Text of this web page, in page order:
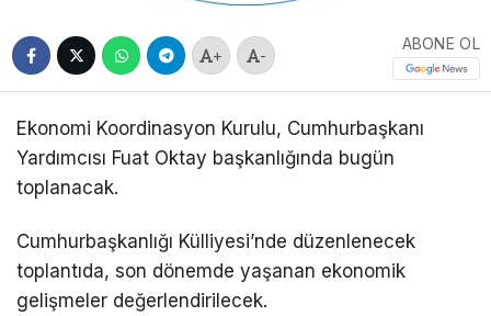
+ -
ABONE OL
Ekonomi Koordinasyon Kurulu, Cumhurbaşkanı
Yardımcısı Fuat Oktay başkanlığında bugün
toplanacak.
Cumhurbaşkanlığı Külliyesi’nde düzenlenecek
toplantıda, son dönemde yaşanan ekonomik
gelişmeler değerlendirilecek.